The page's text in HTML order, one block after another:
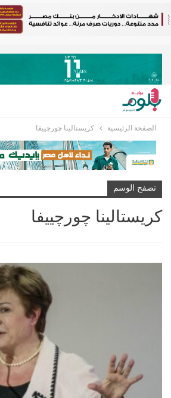
الصفحة الرئيسية كريستالينا چورچييفا
تصفح الوسم
كريستالينا چورچييفا